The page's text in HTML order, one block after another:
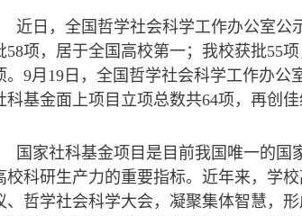
近日，全国哲学社会科学工作办公室公
58项，居于全国高校第一；我校获批55
。9月19日，全国哲学社会科学工作办公
科基金面上项目立项总数共64项，再创佳
国家社科基金项目是目前我国唯一的
校科研生产力的重要指标。近年来，学
、哲学社会科学大会，凝聚集体智慧，